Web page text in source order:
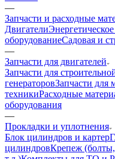
—
Запчасти и расходные
Двигатели
оборудованиеСадовая и
—
Запчасти для двигателей
Запчасти для
генераторовЗапчасти для
техникиРасходные
оборудования
—
Прокладки и уплотнения
Блок цилиндров и картер
цилиндровКрепеж